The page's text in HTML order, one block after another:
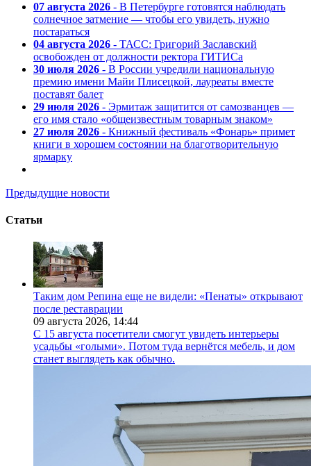
07 августа 2026 - В Петербурге готовятся наблюдать
солнечное затмение — чтобы его увидеть, нужно
постараться
04 августа 2026 - ТАСС: Григорий Заславский
освобожден от должности ректора ГИТИСа
30 июля 2026 - В России учредили национальную
премию имени Майи Плисецкой, лауреаты вместе
поставят балет
29 июля 2026 - Эрмитаж защитится от самозванцев —
его имя стало «общеизвестным товарным знаком»
27 июля 2026 - Книжный фестиваль «Фонарь» примет
книги в хорошем состоянии на благотворительную
ярмарку
Предыдущие новости
Статьи
Таким дом Репина еще не видели: «Пенаты» открывают
после реставрации
09 августа 2026, 14:44
С 15 августа посетители смогут увидеть интерьеры
усадьбы «голыми». Потом туда вернётся мебель, и дом
станет выглядеть как обычно.